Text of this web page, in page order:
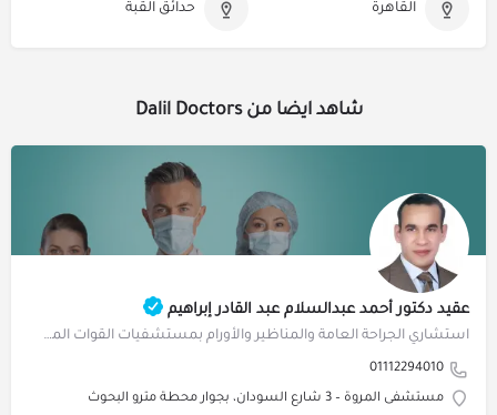
القاهرة حدائق القبة
شاهد ايضا من Dalil Doctors
عقيد دكتور أحمد عبدالسلام عبد القادر إبراهيم
استشاري الجراحة العامة والمناظير والأورام بمستشفيات القوات المسلحة
01112294010
مستشفى المروة – 3 شارع السودان، بجوار محطة مترو البحوث